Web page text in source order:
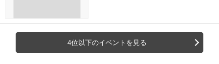
4位以下のイベントを見る